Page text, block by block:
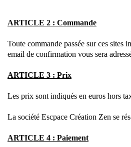
ARTICLE 2 : Commande
Toute commande passée sur ces sites
email de confirmation vous sera
ARTICLE 3 : Prix
Les prix sont indiqués en euros hors
La société Escpace Création Zen se
ARTICLE 4 : Paiement